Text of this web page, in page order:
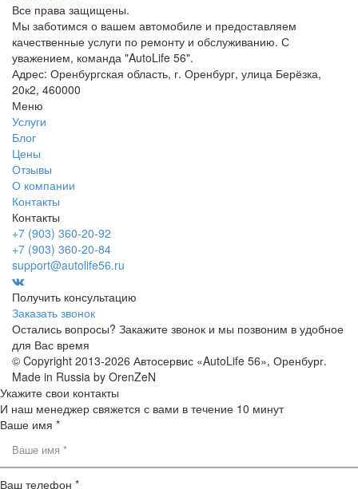
Все права защищены.
Мы заботимся о вашем автомобиле и предоставляем
качественные услуги по ремонту и обслуживанию. С
уважением, команда "AutoLife 56".
Адрес: Оренбургская область, г. Оренбург, улица Берёзка,
20к2, 460000
Меню
Услуги
Блог
Цены
Отзывы
О компании
Контакты
Контакты
+7 (903) 360-20-92
+7 (903) 360-20-84
support@autolife56.ru
Получить консультацию
Заказать звонок
Остались вопросы? Закажите звонок и мы позвоним в удобное
для Вас время
© Copyright 2013-2026 Автосервис «AutoLife 56», Оренбург.
Made in Russia by OrenZeN
Укажите свои контакты
И наш менеджер свяжется с вами в течение 10 минут
Ваше имя *
Ваш телефон *